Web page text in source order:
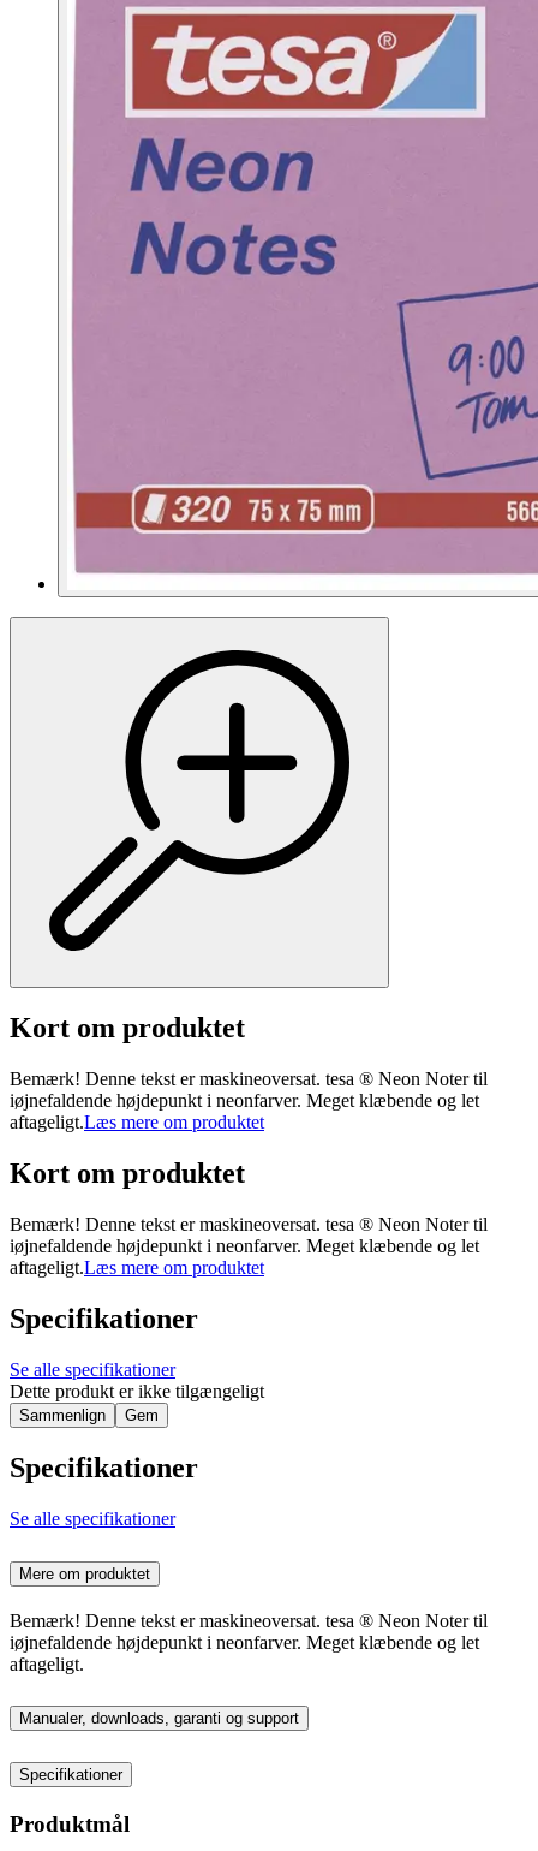
Kort om produktet
Bemærk! Denne tekst er maskineoversat. tesa ® Neon Noter til
iøjnefaldende højdepunkt i neonfarver. Meget klæbende og let
aftageligt.Læs mere om produktet
Kort om produktet
Bemærk! Denne tekst er maskineoversat. tesa ® Neon Noter til
iøjnefaldende højdepunkt i neonfarver. Meget klæbende og let
aftageligt.Læs mere om produktet
Specifikationer
Se alle specifikationer
Dette produkt er ikke tilgængeligt
Sammenlign Gem
Specifikationer
Se alle specifikationer
Mere om produktet
Bemærk! Denne tekst er maskineoversat. tesa ® Neon Noter til
iøjnefaldende højdepunkt i neonfarver. Meget klæbende og let
aftageligt.
Manualer, downloads, garanti og support
Specifikationer
Produktmål